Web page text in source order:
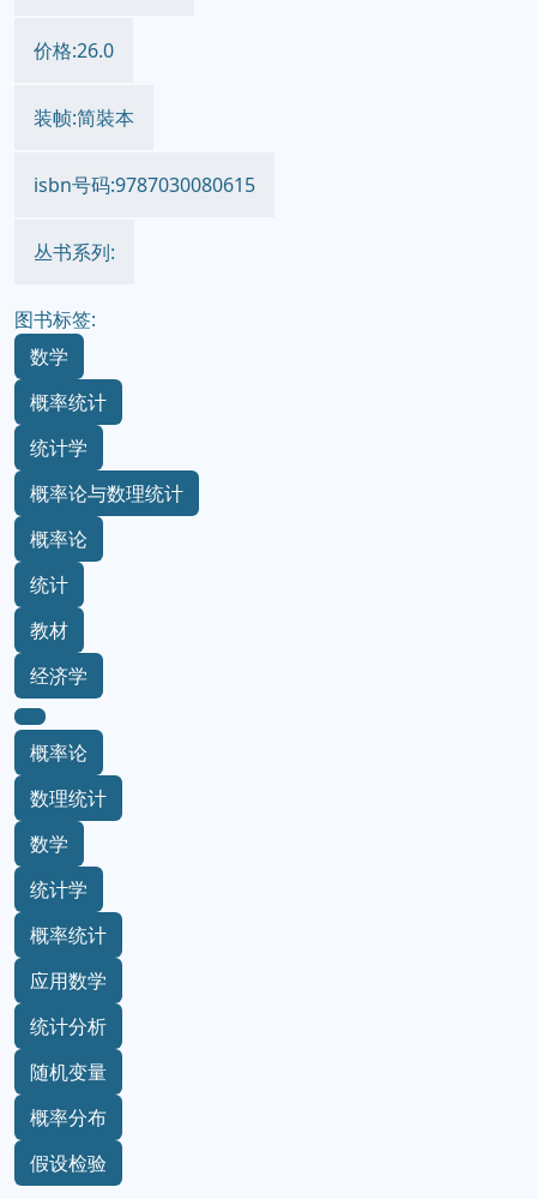
价格:26.0
装帧:简裝本
isbn号码:9787030080615
丛书系列:
图书标签:
数学
概率统计
统计学
概率论与数理统计
概率论
统计
教材
经济学
概率论
数理统计
数学
统计学
概率统计
应用数学
统计分析
随机变量
概率分布
假设检验